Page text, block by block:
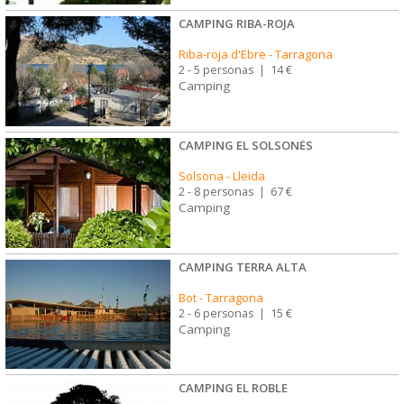
CAMPING RIBA-ROJA
Riba-roja d'Ebre -Tarragona
2 - 5 personas | 14 €
Camping
CAMPING EL SOLSONÉS
Solsona -Lleida
2 - 8 personas | 67 €
Camping
CAMPING TERRA ALTA
Bot-Tarragona
2 - 6 personas | 15 €
Camping
CAMPING EL ROBLE